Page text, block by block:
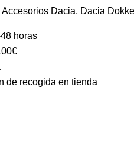
Accesorios Dacia, Dacia
horas
de recogida en tienda